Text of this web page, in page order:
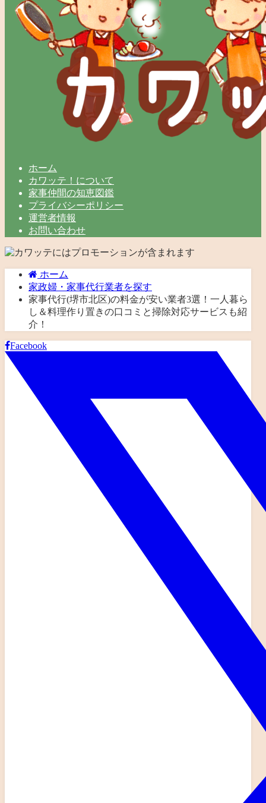
ホーム
カワッテ！について
家事仲間の知恵図鑑
プライバシーポリシー
運営者情報
お問い合わせ
ホーム
家政婦・家事代行業者を探す
家事代行(堺市北区)の料金が安い業者3選！一人暮ら
し＆料理作り置きの口コミと掃除対応サービスも紹
介！
Facebook